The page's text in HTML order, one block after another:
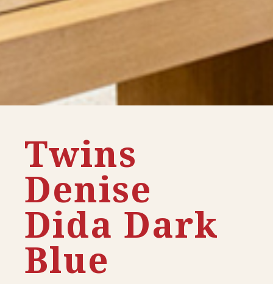
Twins
Denise
Dida Dark
Blue